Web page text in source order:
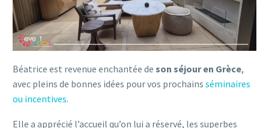
Béatrice est revenue enchantée de son séjour en Grèce,
avec pleins de bonnes idées pour vos prochains séminaires
ou incentives.
Elle a apprécié l’accueil qu’on lui a réservé, les superbes